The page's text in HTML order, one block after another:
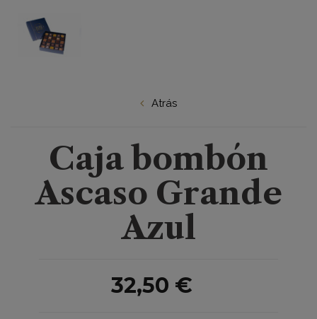
Atrás
Caja bombón
Ascaso Grande
Azul
32,50 €